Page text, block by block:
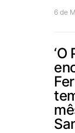
6 de
‘O